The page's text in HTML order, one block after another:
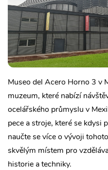
Museo del Acero Horno 3 v
muzeum, které nabízí
ocelářského průmyslu v
pece a stroje, které se kdysi
naučte se více o vývoji
skvělým místem pro
historie a techniky.